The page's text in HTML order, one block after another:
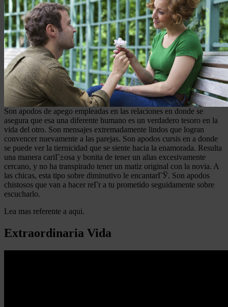
Son apodos de apego empleadas en las relaciones en donde se
asegura que esa una diferente humano es un verdadero tesoro en la
vida del otro. Son mensajes extremadamente lindos que logran
convencer nuevamente a las parejas. Son apodos cursis en a donde
se puede ver la tiernicidad que se siente hacia la enamorada. Resulta
una manera cariГ±osa y bonita de tener un alias excesivamente
cercano, y no ha transpirado tener un matiz original con la novia. A
las chicas, esta tipo sobre diminutivo le encantarГЎ. Son apodos
chistosos que van a hacer reГ­r a tu prometido seguidamente sobre
escucharlo.
Lea mas referente a aqui.
Extraordinaria Vida